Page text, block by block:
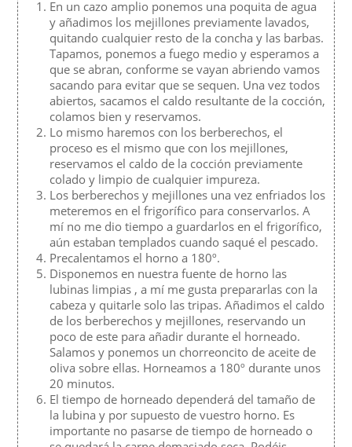
En un cazo amplio ponemos una poquita de agua
y añadimos los mejillones previamente lavados,
quitando cualquier resto de la concha y las barbas.
Tapamos, ponemos a fuego medio y esperamos a
que se abran, conforme se vayan abriendo vamos
sacando para evitar que se sequen. Una vez todos
abiertos, sacamos el caldo resultante de la cocción,
colamos bien y reservamos.
Lo mismo haremos con los berberechos, el
proceso es el mismo que con los mejillones,
reservamos el caldo de la cocción previamente
colado y limpio de cualquier impureza.
Los berberechos y mejillones una vez enfriados los
meteremos en el frigorífico para conservarlos. A
mí no me dio tiempo a guardarlos en el frigorífico,
aún estaban templados cuando saqué el pescado.
Precalentamos el horno a 180º.
Disponemos en nuestra fuente de horno las
lubinas limpias , a mí me gusta prepararlas con la
cabeza y quitarle solo las tripas. Añadimos el caldo
de los berberechos y mejillones, reservando un
poco de este para añadir durante el horneado.
Salamos y ponemos un chorreoncito de aceite de
oliva sobre ellas. Horneamos a 180º durante unos
20 minutos.
El tiempo de horneado dependerá del tamaño de
la lubina y por supuesto de vuestro horno. Es
importante no pasarse de tiempo de horneado o